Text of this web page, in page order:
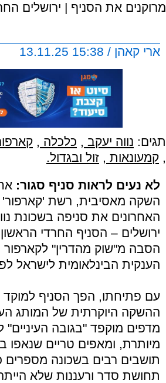
מרוקנים את הסניף | ירושלים
ארי קאהן / 15:38 13.11.25
תגים: נווה יעקב , כלכלה ,
, קמעונאות , זול ובגדול.
לא נעים לראות סניף סגור:
השקה מאסיבית, רשת 'קארפור'
האחרונים את סניפה בשכונת
ירושלים – הסניף החרדי
הסבה מ"שוק מהדרין" לקארפור
הענקית הבינלאומית לישראל
עם פתיחתו, הפך הסניף למוקד
ההשקה היוקרתית של המותג
מדפים מוקפד "בגובה
מיותרת, ומאפים טריים שנאפו
תושבים רבים בשכונה מספרים
תחושת סדר ורעננות שלא